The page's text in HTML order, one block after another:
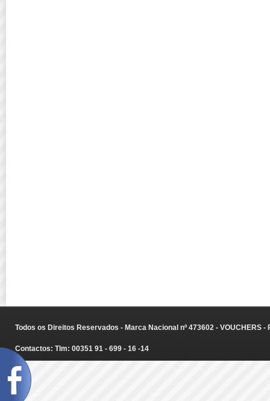
Todos os Direitos Reservados - Marca Nacional nº 473602 - VOUCHERS
Contactos: Tlm: 00351 91 - 699 - 16 -14